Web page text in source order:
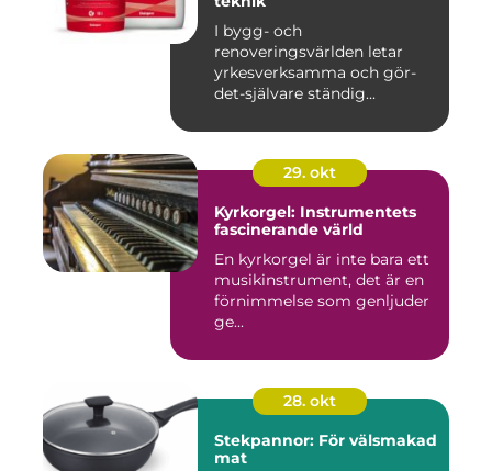
I bygg- och
renoveringsvärlden letar
yrkesverksamma och gör-
det-självare ständig...
29. okt
Kyrkorgel: Instrumentets
fascinerande värld
En kyrkorgel är inte bara ett
musikinstrument, det är en
förnimmelse som genljuder
ge...
28. okt
Stekpannor: För välsmakad
mat